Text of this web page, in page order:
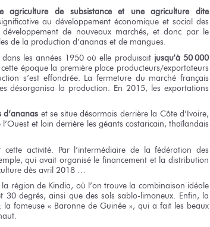
de subsistance et une agriculture dite
au développement économique et social des
de nouveaux marchés, et donc par le
de la production d’ananas et de mangues.
les années 1950 où elle produisait jusqu’à 50 000
époque la première place producteurs/exportateurs
s’est effondrée. La fermeture du marché français
désorganisa la production. En 2015, les exportations
et se situe désormais derrière la Côte d’Ivoire,
et loin derrière les géants costaricain, thaïlandais
activité. Par l’intermédiaire de la fédération des
qui avait organisé le financement et la distribution
dès avril 2018 …
région de Kindia, où l’on trouve la combinaison idéale
degrés, ainsi que des sols sablo-limoneux. Enfin, la
fameuse « Baronne de Guinée », qui a fait les beaux